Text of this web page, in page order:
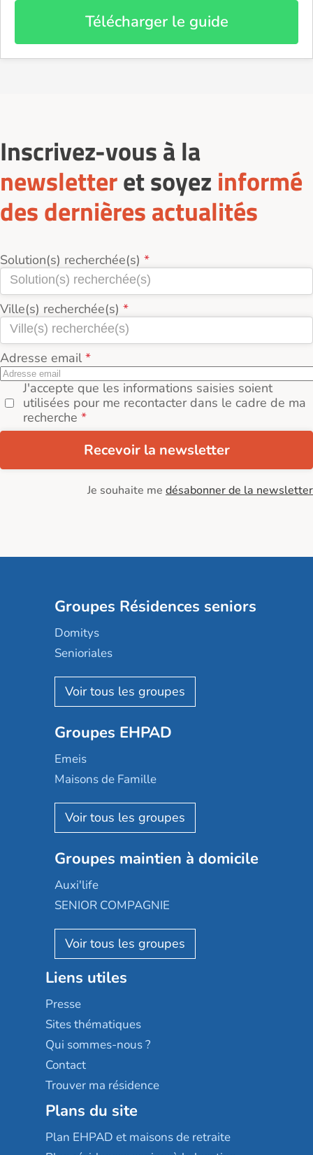
Télécharger le guide
Inscrivez-vous à la
newsletteret soyez informé
des dernières actualités
Solution(s) recherchée(s)
Ville(s) recherchée(s)
Adresse email
J'accepte que les informations saisies soient
utilisées pour me recontacter dans le cadre de ma
recherche
Recevoir la newsletter
Je souhaite me désabonner de la newsletter
Groupes Résidences seniors
Domitys
Senioriales
Nohée
Les Résidentiels
Mobicap
Domusvi
Happy Senior
Aquarelia
Nexity edenea
Les jardins d'Arcadie
Occitalia
Appartseniors
Reseda
Stella management
Les villages d'or
Sérénys
Résidences services Villa Médicis
Groupes EHPAD
Emeis
Maisons de Famille
Korian
Emera
Groupe SOS
Le Noble Âge
Almage
Résidalya
Groupe aplus
Groupes maintien à domicile
Auxi'life
SENIOR COMPAGNIE
AGE D'OR Services
Liens utiles
Presse
Sites thématiques
Qui sommes-nous ?
Contact
Trouver ma résidence
Plans du site
Plan EHPAD et maisons de retraite